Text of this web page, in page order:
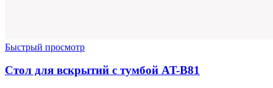
Быстрый просмотр
Стол для вскрытий с тумбой AT-B81